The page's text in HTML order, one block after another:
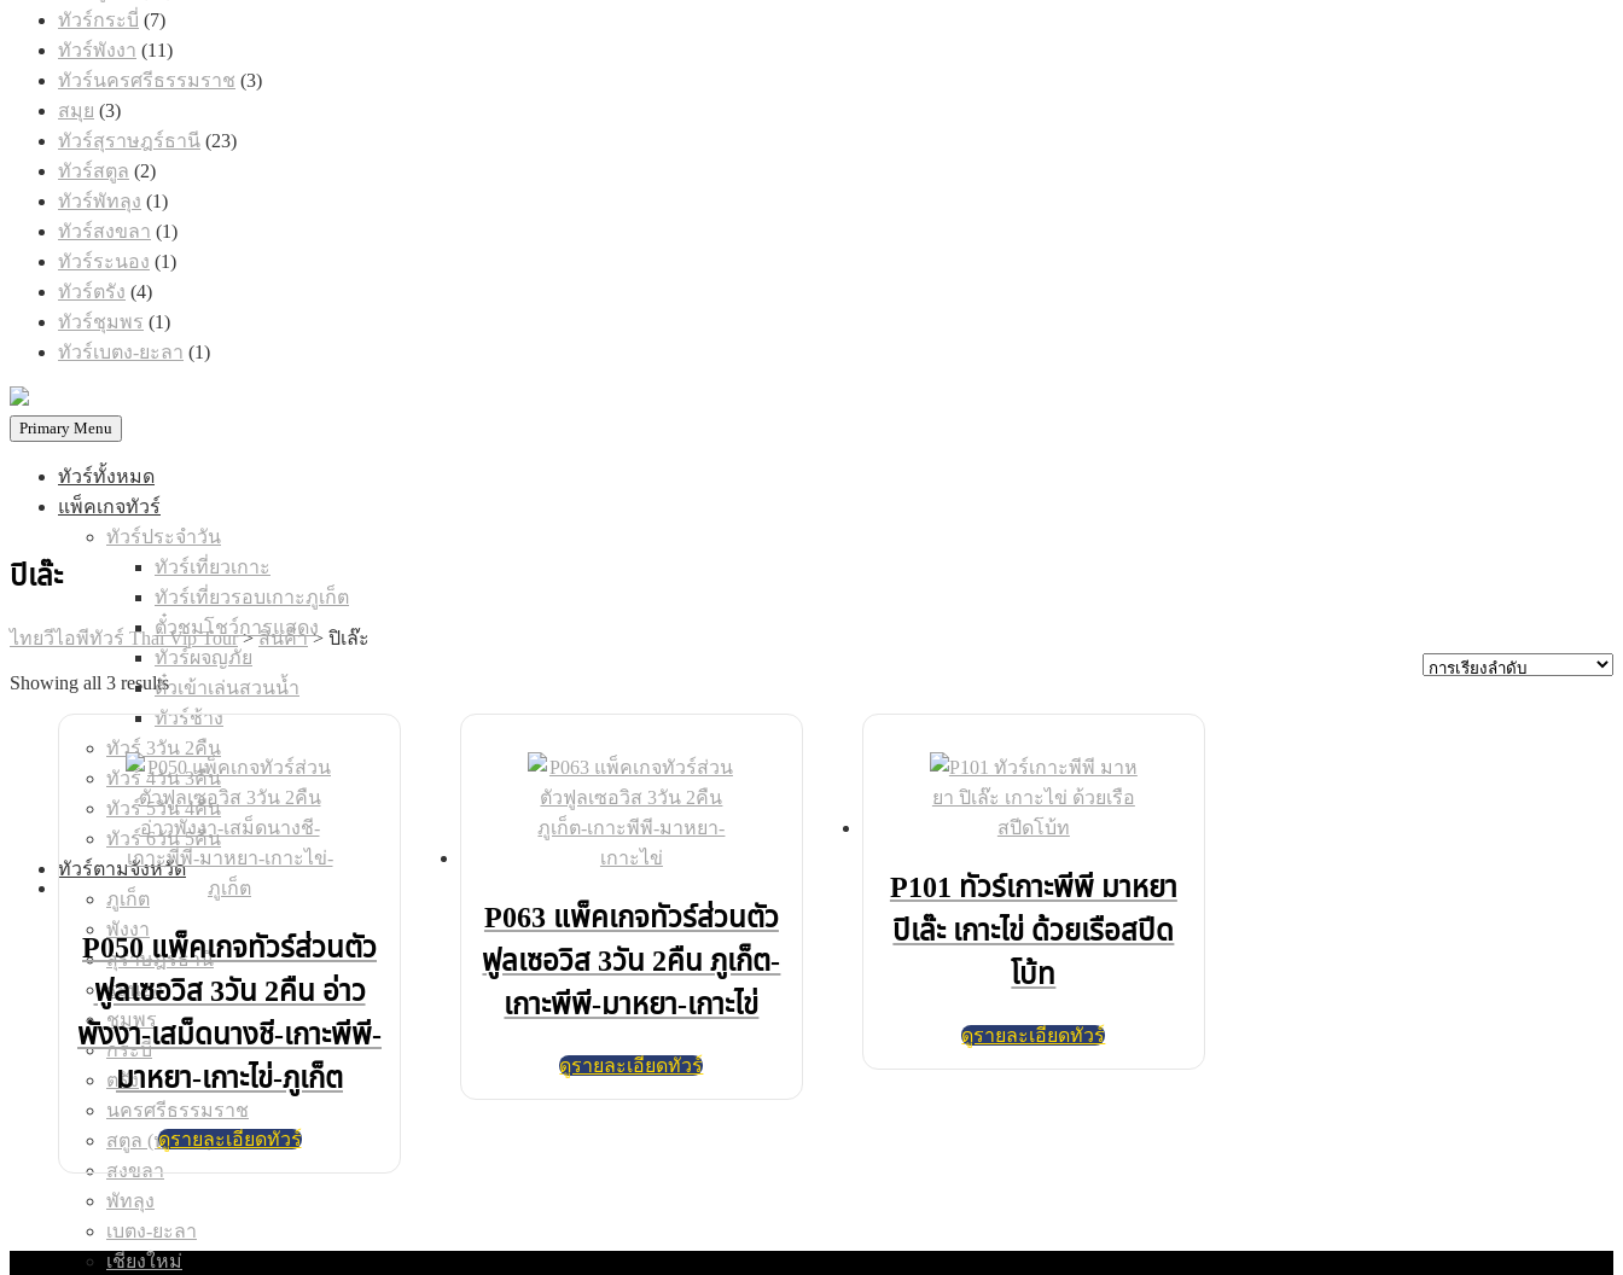
ทัวร์กระบี่ 77
สินค้า
ทัวร์พังงา 1111
ทัวร์นครศรีธรรมราช 33
สมุย 33
สินค้า
ทัวร์สุราษฎร์ธานี 2323
ทัวร์สตูล 22
สินค้า
ทัวร์พัทลุง 11
สินค้า
ทัวร์สงขลา 11
สินค้า
ทัวร์ระนอง 11
ทัวร์ตรัง 44
สินค้า
ทัวร์ชุมพร 11
สินค้า
ทัวร์เบตง-ยะลา 11
Primary Menu
ทัวร์ทั้งหมด
แพ็คเกจทัวร์
ทัวร์ประจำวัน
ทัวร์เที่ยวเกาะ
ทัวร์เที่ยวรอบเกาะภูเก็ต
ตั๋วชมโชว์การแสดง
ทัวร์ผจญภัย
ตั๋วเข้าเล่นสวนน้ำ
ทัวร์ช้าง
ทัวร์ 3วัน 2คืน
ทัวร์ 4วัน 3คืน
ทัวร์ 5วัน 4คืน
ทัวร์ 6วัน 5คืน
ทัวร์ตามจังหวัด
ภูเก็ต
พังงา
สุราษฎร์ธานี
ระนอง
ชุมพร
กระบี่
ตรัง
นครศรีธรรมราช
สตูล (หลีเป๊ะ)
สงขลา
พัทลุง
เบตง-ยะลา
เชียงใหม่
ปิเล๊ะ
ไทยวีไอพีทัวร์ Thai Vip Tour>สินค้า> ปิเล๊ะ
Showing all 3 results
P050 แพ็คเกจทัวร์ส่วนตัว
ฟูลเซอวิส 3วัน 2คืน อ่าว
พังงา-เสม็ดนางชี-เกาะพีพี-
มาหยา-เกาะไข่-ภูเก็ต
ดูรายละเอียดทัวร์
P063 แพ็คเกจทัวร์ส่วนตัว
ฟูลเซอวิส 3วัน 2คืน ภูเก็ต-
เกาะพีพี-มาหยา-เกาะไข่
ดูรายละเอียดทัวร์
P101 ทัวร์เกาะพีพี มาหยา
ปิเล๊ะ เกาะไข่ ด้วยเรือสปีด
โบ้ท
ดูรายละเอียดทัวร์